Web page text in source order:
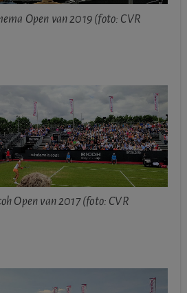
Open van 2019 (foto: CVR
Open van 2017 (foto: CVR